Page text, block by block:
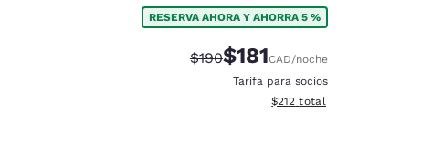
RESERVA AHORA Y AHORRA 5 %
Precio tachado:
$190Precio con descuento:
$181CAD/noche
Tarifa para socios
Ver detalles del total
$212 total